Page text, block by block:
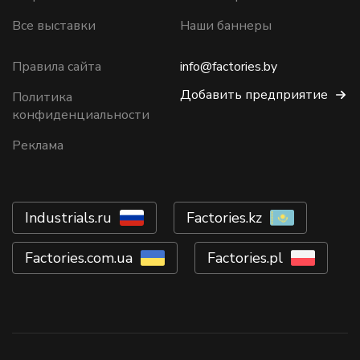
Все выставки
Наши баннеры
Правила сайта
Политика
конфиденциальности
Реклама
info@factories.by
Добавить предприятие
Industrials.ru Factories.kz
Factories.com.ua Factories.pl